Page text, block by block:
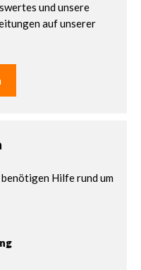
und unsere
auf unserer
Hilfe rund um